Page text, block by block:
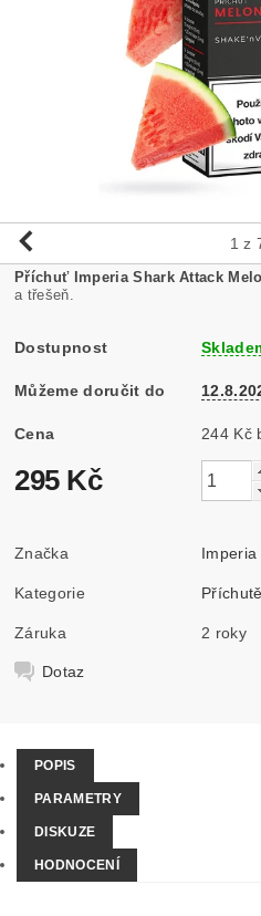
1 z
Příchuť Imperia Shark Attack
a třešeň.
Dostupnost
Můžeme doručit do
Cena
295 Kč
Značka Imperia
Kategorie
Záruka 2 roky
Dotaz
POPIS
PARAMETRY
DISKUZE
HODNOCENÍ